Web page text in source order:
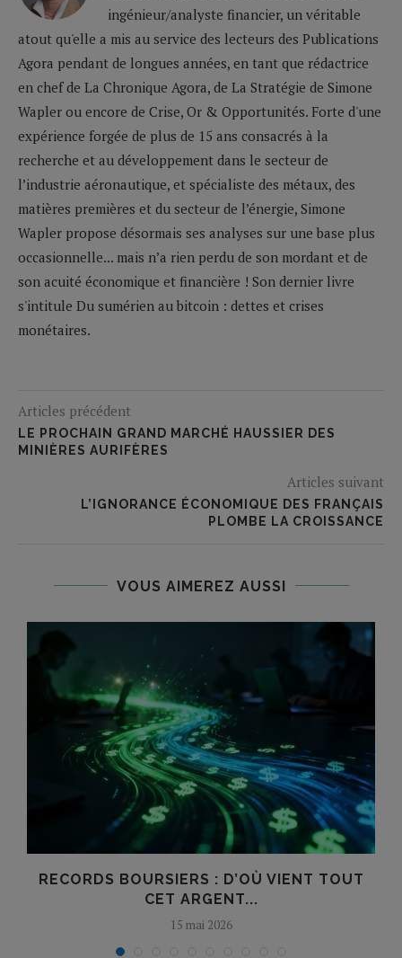
ingénieur/analyste financier, un véritable
atout qu'elle a mis au service des lecteurs des Publications
Agora pendant de longues années, en tant que rédactrice
en chef de La Chronique Agora, de La Stratégie de Simone
Wapler ou encore de Crise, Or & Opportunités. Forte d'une
expérience forgée de plus de 15 ans consacrés à la
recherche et au développement dans le secteur de
l’industrie aéronautique, et spécialiste des métaux, des
matières premières et du secteur de l’énergie, Simone
Wapler propose désormais ses analyses sur une base plus
occasionnelle... mais n’a rien perdu de son mordant et de
son acuité économique et financière ! Son dernier livre
s'intitule Du sumérien au bitcoin : dettes et crises
monétaires.
Articles précédent
LE PROCHAIN GRAND MARCHÉ HAUSSIER DES
MINIÈRES AURIFÈRES
Articles suivant
L’IGNORANCE ÉCONOMIQUE DES FRANÇAIS
PLOMBE LA CROISSANCE
VOUS AIMEREZ AUSSI
RECORDS BOURSIERS : D’OÙ VIENT TOUT
CET ARGENT...
15 mai 2026